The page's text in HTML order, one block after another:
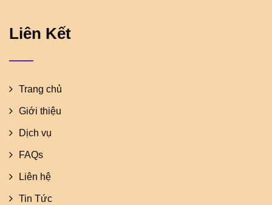
Liên Kết
Trang chủ
Giới thiệu
Dịch vụ
FAQs
Liên hệ
Tin Tức